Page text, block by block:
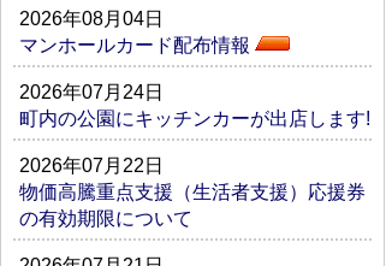
2026年08月04日
マンホールカード配布情報
2026年07月24日
町内の公園にキッチンカーが出店します!
2026年07月22日
物価高騰重点支援（生活者支援）応援券
の有効期限について